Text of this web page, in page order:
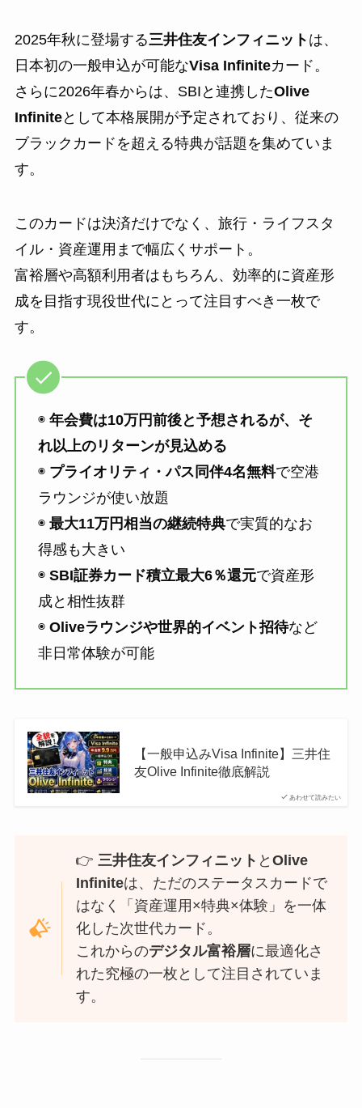
2025年秋に登場する三井住友インフィニット は、
日本初の一般申込が可能なVisa Infiniteカード。
さらに2026年春からは、SBIと連携したOlive
Infiniteとして本格展開が予定されており、従来の
ブラックカードを超える特典が話題を集めていま
す。
このカードは決済だけでなく、旅行・ライフスタ
イル・資産運用まで幅広くサポート。
富裕層や高額利用者はもちろん、効率的に資産形
成を目指す現役世代にとって注目すべき一枚で
す。
◉ 年会費は10万円前後と予想されるが、そ
れ以上のリターンが見込める
◉ プライオリティ・パス同伴4名無料で空港
ラウンジが使い放題
◉ 最大11万円相当の継続特典で実質的なお
得感も大きい
◉ SBI証券カード積立最大6％還元で資産形
成と相性抜群
◉ Oliveラウンジや世界的イベント招待など
非日常体験が可能
あわせて読みたい
【一般申込みVisa Infinite】三井住
友Olive Infinite徹底解説
👉三井住友インフィニット とOlive
Infiniteは、ただのステータスカードで
はなく「資産運用×特典×体験」を一体
化した次世代カード。
これからのデジタル富裕層に最適化さ
れた究極の一枚として注目されていま
す。